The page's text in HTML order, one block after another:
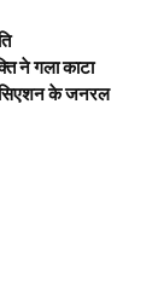
ने गला काटा
के जनरल